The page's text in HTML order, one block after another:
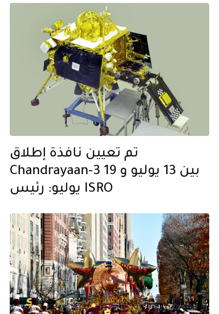
تم تعيين نافذة إطلاق
Chandrayaan-3 بين 13 يوليو و 19
يوليو: رئيس ISRO